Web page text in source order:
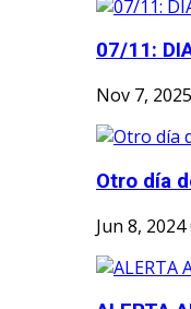
07/11:
Nov 7, 2025
Otro día
Jun 8, 2024